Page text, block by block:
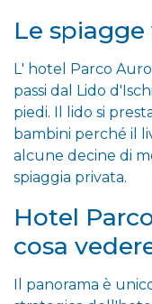
Le
L' hotel Parco
passi dal Lido
piedi. Il lido si
bambini perché il
alcune decine di
spiaggia privata.
Hotel
cosa
Il panorama è